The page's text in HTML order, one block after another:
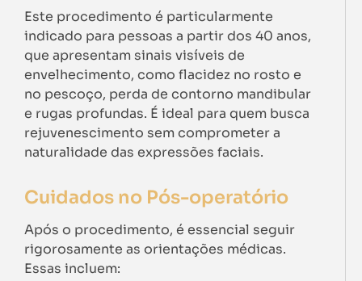
Este procedimento é particularmente
indicado para pessoas a partir dos 40 anos,
que apresentam sinais visíveis de
envelhecimento, como flacidez no rosto e
no pescoço, perda de contorno mandibular
e rugas profundas. É ideal para quem busca
rejuvenescimento sem comprometer a
naturalidade das expressões faciais.
Cuidados no Pós-operatório
Após o procedimento, é essencial seguir
rigorosamente as orientações médicas.
Essas incluem: